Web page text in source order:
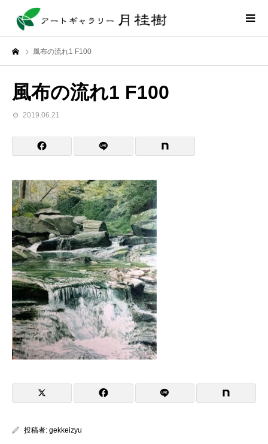
風布の流れ1 F100
風布の流れ1 F100
2019.06.21
投稿者: gekkeizyu